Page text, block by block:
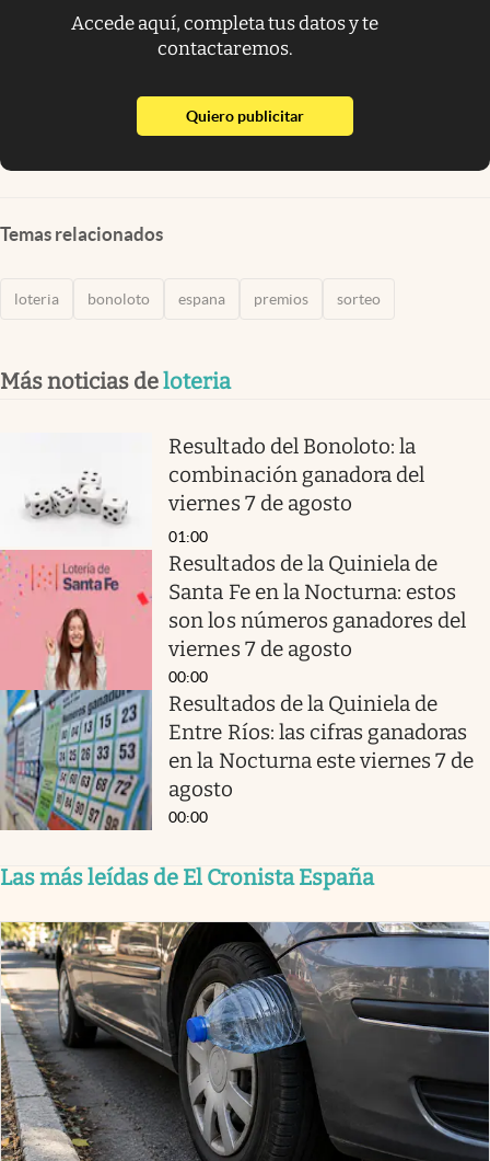
Accede aquí, completa tus datos y te
contactaremos.
Quiero publicitarabre en nueva pestaña
Temas relacionados
loteria bonoloto espana premios sorteo
Más noticias deloteria
Resultado del Bonoloto: la
combinación ganadora del
viernes 7 de agosto
01:00
Resultados de la Quiniela de
Santa Fe en la Nocturna: estos
son los números ganadores del
viernes 7 de agosto
00:00
Resultados de la Quiniela de
Entre Ríos: las cifras ganadoras
en la Nocturna este viernes 7 de
agosto
00:00
Las más leídas de El Cronista España